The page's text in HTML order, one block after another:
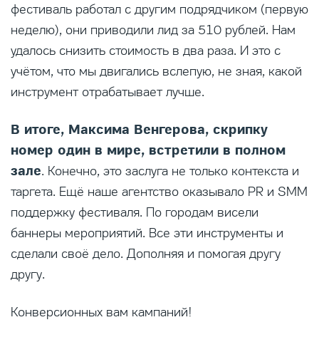
фестиваль работал с другим подрядчиком (первую
неделю), они приводили лид за 510 рублей. Нам
удалось снизить стоимость в два раза. И это с
учётом, что мы двигались вслепую, не зная, какой
инструмент отрабатывает лучше.
В итоге, Максима Венгерова, скрипку
номер один в мире, встретили в полном
зале. Конечно, это заслуга не только контекста и
таргета. Ещё наше агентство оказывало PR и SMM
поддержку фестиваля. По городам висели
баннеры мероприятий. Все эти инструменты и
сделали своё дело. Дополняя и помогая другу
другу.
Конверсионных вам кампаний!